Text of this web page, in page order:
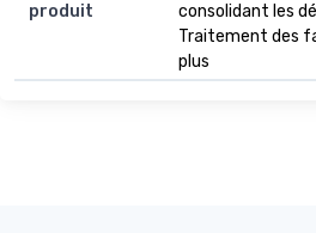
produit
consolidant les
Traitement des
plus